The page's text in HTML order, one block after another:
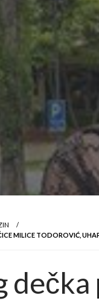
MILICE TODOROVIĆ,